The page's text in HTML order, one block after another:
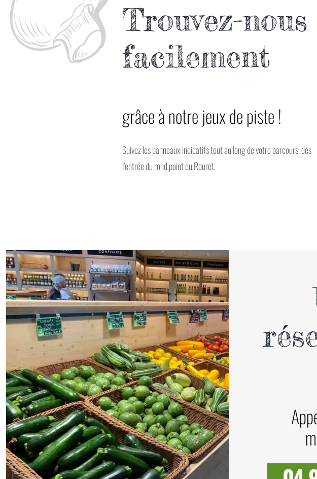
Trouvez-nous
facilement
grâce à notre jeux de piste !
Suivez les panneaux indicatifs tout au long de votre parcours, dès
l’entrée du rond point du Rouret.